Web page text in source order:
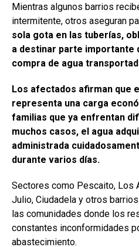
Mientras algunos barrios
intermitente, otros aseguran
sola gota en las tuberías,
a destinar parte importante
compra de agua
Los afectados afirman que
representa una carga
familias que ya enfrentan
muchos casos, el agua
administrada
durante varios días.
Sectores como Pescaito, Los
Julio, Ciudadela y otros
las comunidades donde los
constantes inconformidades
abastecimiento.